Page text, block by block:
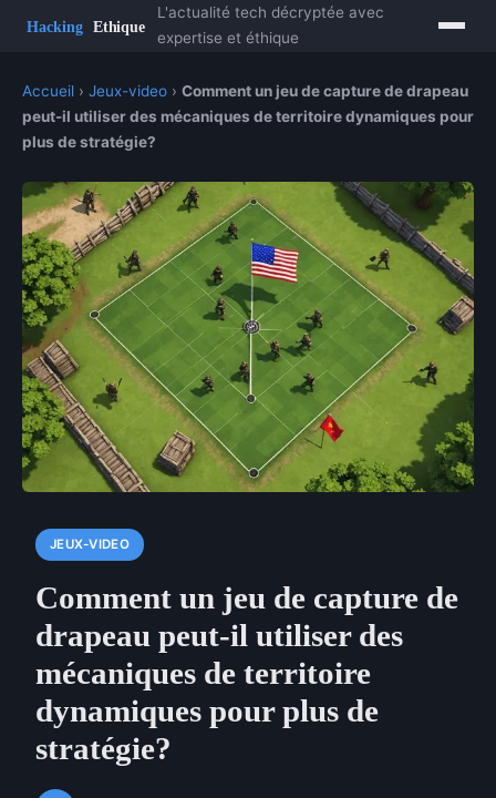
L'actualité tech décryptée avec
expertise et éthique
Accueil › Jeux-video › Comment un jeu de capture de drapeau
peut-il utiliser des mécaniques de territoire dynamiques pour
plus de stratégie?
JEUX-VIDEO
Comment un jeu de capture de
drapeau peut-il utiliser des
mécaniques de territoire
dynamiques pour plus de
stratégie?